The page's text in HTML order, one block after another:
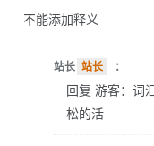
不能添加释义
站长 站长 ：
回复 游客：词
松的活